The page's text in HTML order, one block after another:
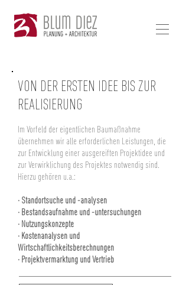
VON DER ERSTEN IDEE BIS ZUR
REALISIERUNG
Im Vorfeld der eigentlichen Baumaßnahme
übernehmen wir alle erforderlichen Leistungen, die
zur Entwicklung einer ausgereiften Projektidee und
zur Verwirklichung des Projektes notwendig sind.
Hierzu gehören u.a.:
· Standortsuche und -analysen
· Bestandsaufnahme und -untersuchungen
· Nutzungskonzepte
· Kostenanalysen und
Wirtschaftlichkeitsberechnungen
· Projektvermarktung und Vertrieb